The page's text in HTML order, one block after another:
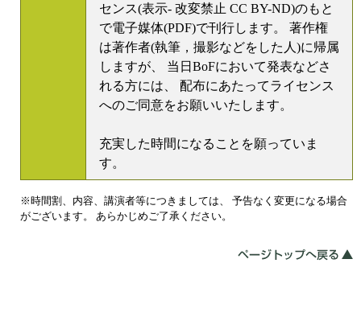
センス(表示- 改変禁止 CC BY-ND)のもと
で電子媒体(PDF)で刊行します。 著作権
は著作者(執筆，撮影などをした人)に帰属
しますが、 当日BoFにおいて発表などさ
れる方には、 配布にあたってライセンス
へのご同意をお願いいたします。
充実した時間になることを願っていま
す。
※時間割、内容、講演者等につきましては、 予告なく変更になる場合
がございます。 あらかじめご了承ください。